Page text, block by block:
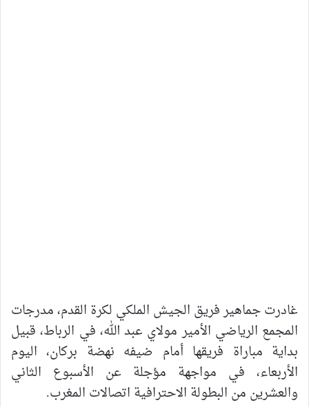
غادرت جماهير فريق الجيش الملكي لكرة القدم، مدرجات
المجمع الرياضي الأمير مولاي عبد الله، في الرباط، قبيل
بداية مباراة فريقها أمام ضيفه نهضة بركان، اليوم
الأربعاء، في مواجهة مؤجلة عن الأسبوع الثاني
والعشرين من البطولة الاحترافية اتصالات المغرب.